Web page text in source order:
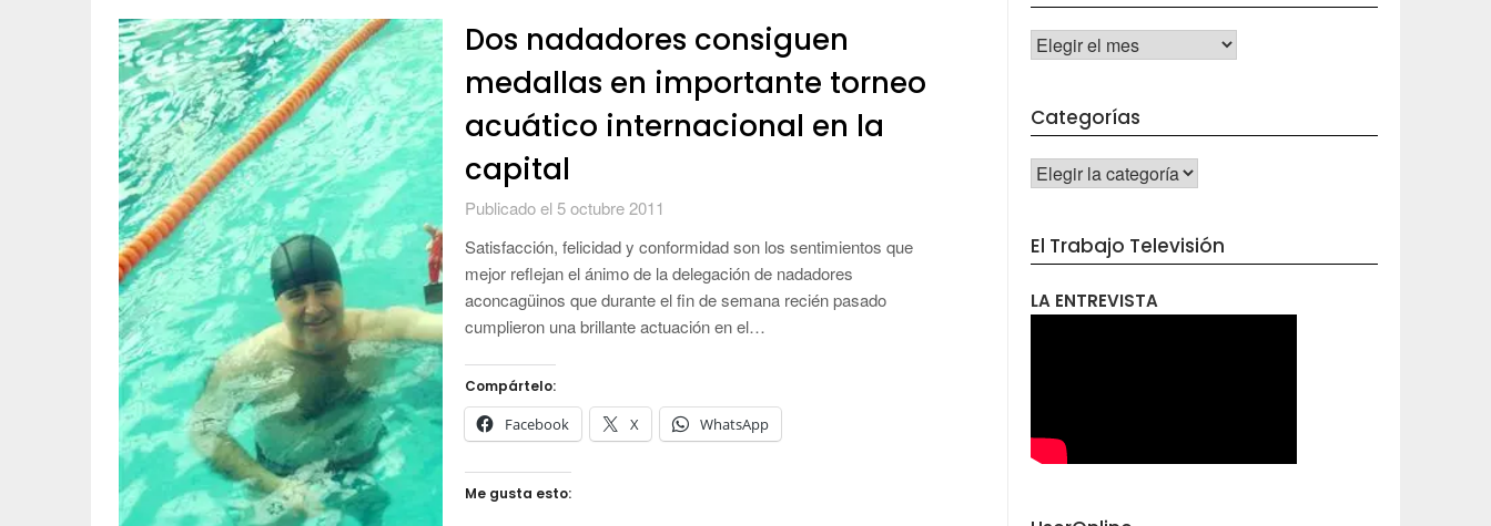
Dos nadadores consiguen
medallas en importante torneo
acuático internacional en la
capital
Publicado el 5 octubre 2011
Satisfacción, felicidad y conformidad son los sentimientos que
mejor reflejan el ánimo de la delegación de nadadores
aconcagüinos que durante el fin de semana recién pasado
cumplieron una brillante actuación en el…
Compártelo:
Facebook X WhatsApp
Me gusta esto:
Archivos
Categorías
CATEGORÍAS
El Trabajo Televisión
LA ENTREVISTA